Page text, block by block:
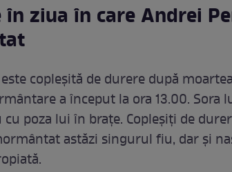
ziua în care Andrei
copleșită de durere după
a început la ora 13.00. Sora
poza lui în brațe. Copleșiți de
astăzi singurul fiu, dar și